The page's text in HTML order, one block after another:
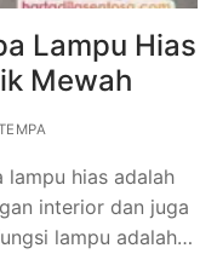
Klasik Mewah
Mewah
Lampu Hias
Mewah
lampu hias adalah
interior dan juga
lampu adalah…